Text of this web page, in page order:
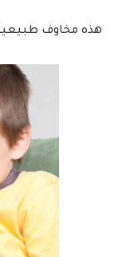
هذه مخاوف